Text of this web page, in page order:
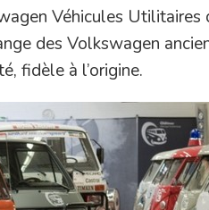
Véhicules Utilitaires
des Volkswagen
fidèle à l’origine.